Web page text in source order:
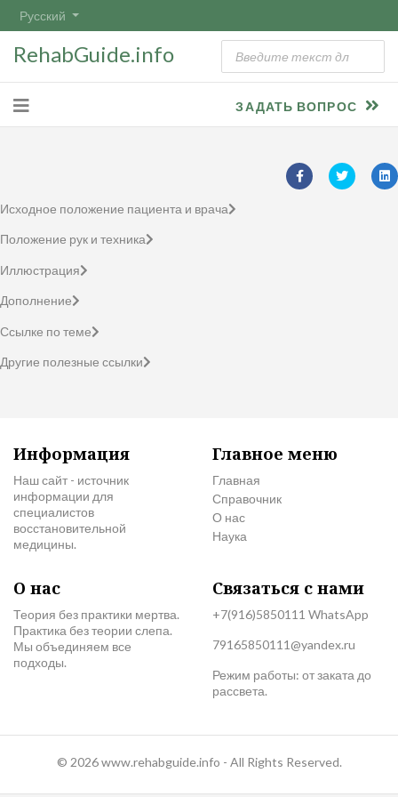
Русский
RehabGuide.info
ЗАДАТЬ ВОПРОС
Исходное положение пациента и врача
Положение рук и техника
Иллюстрация
Дополнение
Ссылке по теме
Другие полезные ссылки
Информация
Наш сайт - источник
информации для
специалистов
восстановительной
медицины.
Главное меню
Главная
Справочник
О нас
Наука
О нас
Теория без практики мертва.
Практика без теории слепа.
Мы объединяем все
подходы.
Связаться с нами
+7(916)5850111 WhatsApp
79165850111@yandex.ru
Режим работы: от заката до
рассвета.
© 2026 www.rehabguide.info - All Rights Reserved.